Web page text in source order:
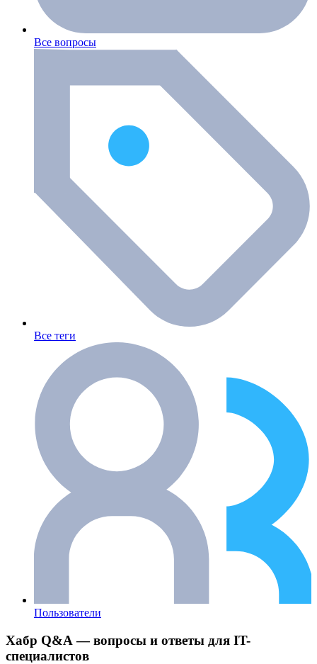
Все вопросы
Все теги
Пользователи
Хабр Q&A — вопросы и ответы для IT-
специалистов